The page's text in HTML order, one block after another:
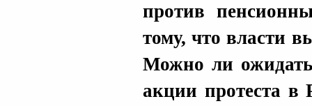
против
тому, что власти
Можно ли ожидать
акции протеста в